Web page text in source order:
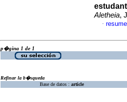
Aletheia,
·
p�gina 1 de 1
Refinar la b�squeda
Base de datos : article